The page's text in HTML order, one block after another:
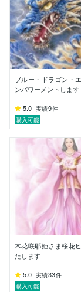
ブルー・ドラゴン・
ンパワーメントします
5.0 実績9件
購入可能
木花咲耶姫さま桜花
たします
5.0 実績33件
購入可能